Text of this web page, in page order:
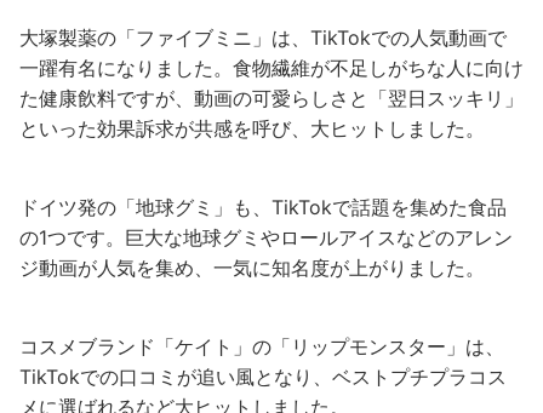
大塚製薬の「ファイブミニ」は、TikTokでの人気動画で
一躍有名になりました。食物繊維が不足しがちな人に向け
た健康飲料ですが、動画の可愛らしさと「翌日スッキリ」
といった効果訴求が共感を呼び、大ヒットしました。
ドイツ発の「地球グミ」も、TikTokで話題を集めた食品
の1つです。巨大な地球グミやロールアイスなどのアレン
ジ動画が人気を集め、一気に知名度が上がりました。
コスメブランド「ケイト」の「リップモンスター」は、
TikTokでの口コミが追い風となり、ベストプチプラコス
メに選ばれるなど大ヒットしました。